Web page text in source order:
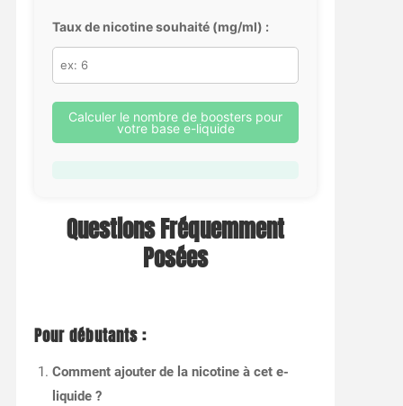
Taux de nicotine souhaité (mg/ml) :
Calculer le nombre de boosters pour
votre base e-liquide
Questions Fréquemment
Posées
Pour débutants :
Comment ajouter de la nicotine à cet e-
liquide ?